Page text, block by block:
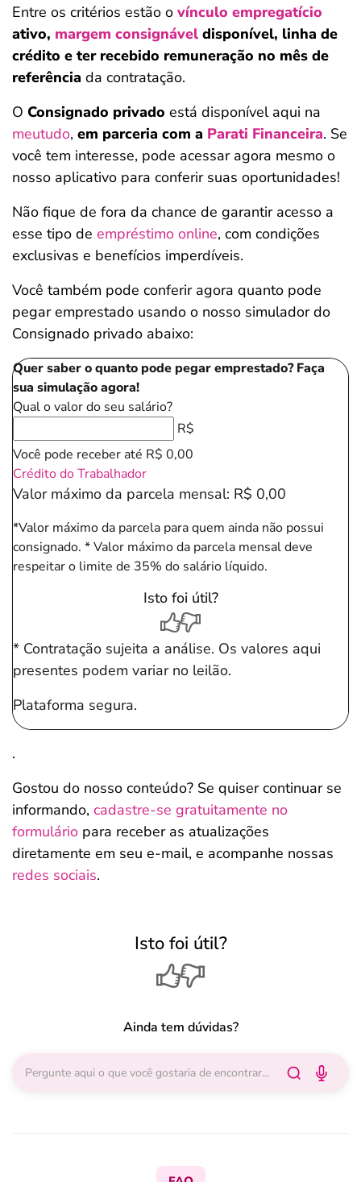
Entre os critérios estão o vínculo empregatício
ativo, margem consignável disponível, linha de
crédito e ter recebido remuneração no mês de
referência da contratação.
O Consignado privado está disponível aqui na
meutudo, em parceria com a Parati Financeira. Se
você tem interesse, pode acessar agora mesmo o
nosso aplicativo para conferir suas oportunidades!
Não fique de fora da chance de garantir acesso a
esse tipo de empréstimo online, com condições
exclusivas e benefícios imperdíveis.
Você também pode conferir agora quanto pode
pegar emprestado usando o nosso simulador do
Consignado privado abaixo:
Quer saber o quanto pode pegar emprestado? Faça
sua simulação agora!
Qual o valor do seu salário?
R$
Você pode receber até R$ 0,00
Crédito do Trabalhador
Valor máximo da parcela mensal: R$ 0,00
*Valor máximo da parcela para quem ainda não possui
consignado. * Valor máximo da parcela mensal deve
respeitar o limite de 35% do salário líquido.
Isto foi útil?
* Contratação sujeita a análise. Os valores aqui
presentes podem variar no leilão.
Plataforma segura.
.
Gostou do nosso conteúdo? Se quiser continuar se
informando, cadastre-se gratuitamente no
formulário para receber as atualizações
diretamente em seu e-mail, e acompanhe nossas
redes sociais.
Isto foi útil?
Ainda tem dúvidas?